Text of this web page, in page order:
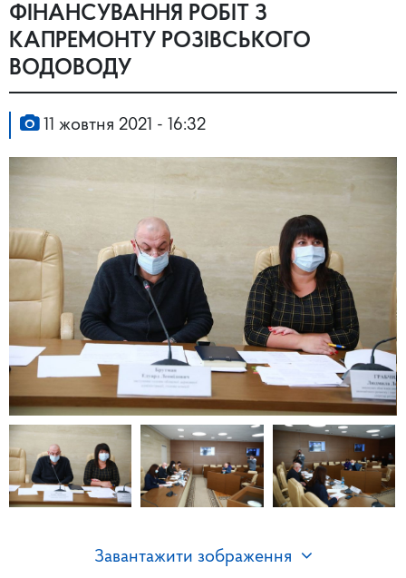
ФІНАНСУВАННЯ РОБІТ З
КАПРЕМОНТУ РОЗІВСЬКОГО
ВОДОВОДУ
11 жовтня 2021 - 16:32
Завантажити зображення